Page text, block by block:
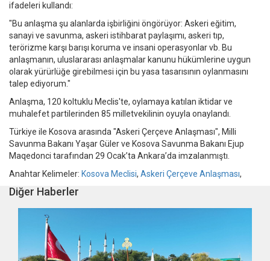
ifadeleri kullandı:
"Bu anlaşma şu alanlarda işbirliğini öngörüyor: Askeri eğitim,
sanayi ve savunma, askeri istihbarat paylaşımı, askeri tıp,
terörizme karşı barışı koruma ve insani operasyonlar vb. Bu
anlaşmanın, uluslararası anlaşmalar kanunu hükümlerine uygun
olarak yürürlüğe girebilmesi için bu yasa tasarısının oylanmasını
talep ediyorum."
Anlaşma, 120 koltuklu Meclis'te, oylamaya katılan iktidar ve
muhalefet partilerinden 85 milletvekilinin oyuyla onaylandı.
Türkiye ile Kosova arasında "Askeri Çerçeve Anlaşması", Milli
Savunma Bakanı Yaşar Güler ve Kosova Savunma Bakanı Ejup
Maqedonci tarafından 29 Ocak’ta Ankara’da imzalanmıştı.
Anahtar Kelimeler: Kosova Meclisi, Askeri Çerçeve Anlaşması,
Diğer Haberler